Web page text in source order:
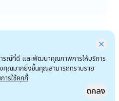
ารณ์ที่ดี และพัฒนาคุณภาพการให้บริการ
คุณมากยิ่งขึ้นคุณสามารถทราบราย
ารใช้คุกกี้
ตกลง